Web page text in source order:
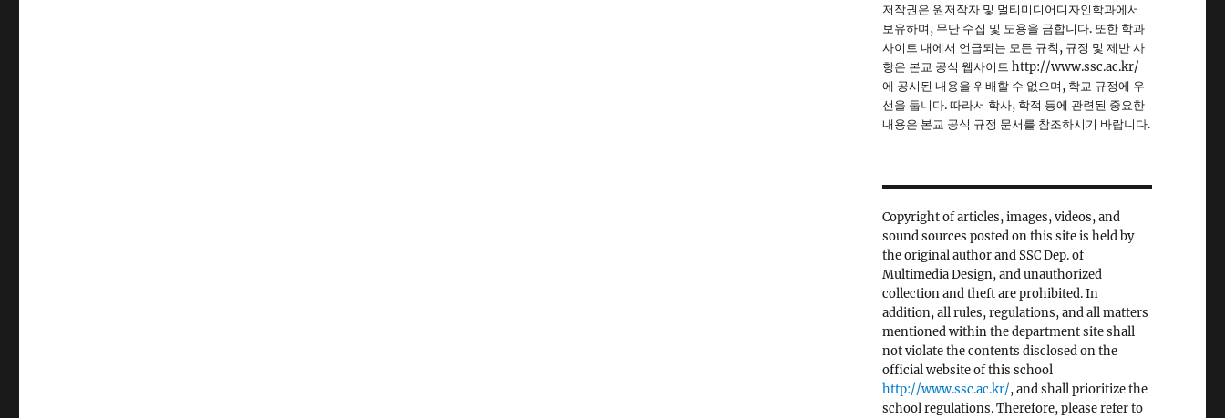
저작권은 원저작자 및 멀티미디어디자인학과에서
보유하며, 무단 수집 및 도용을 금합니다. 또한 학과
사이트 내에서 언급되는 모든 규칙, 규정 및 제반 사
항은 본교 공식 웹사이트 http://www.ssc.ac.kr/
에 공시된 내용을 위배할 수 없으며, 학교 규정에 우
선을 둡니다. 따라서 학사, 학적 등에 관련된 중요한
내용은 본교 공식 규정 문서를 참조하시기 바랍니다.
Copyright of articles, images, videos, and
sound sources posted on this site is held by
the original author and SSC Dep. of
Multimedia Design, and unauthorized
collection and theft are prohibited. In
addition, all rules, regulations, and all matters
mentioned within the department site shall
not violate the contents disclosed on the
official website of this school
http://www.ssc.ac.kr/, and shall prioritize the
school regulations. Therefore, please refer to